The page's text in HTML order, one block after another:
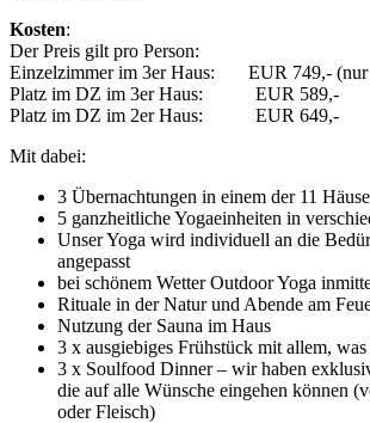
Kosten:
Der Preis gilt pro Person:
Einzelzimmer im 3er Haus: EUR 749,- (nur
Platz im DZ im 3er Haus: EUR 589,-
Platz im DZ im 2er Haus: EUR 649,-
Mit dabei:
3 Übernachtungen in einem der 11
5 ganzheitliche Yogaeinheiten in
Unser Yoga wird individuell an die
angepasst
bei schönem Wetter Outdoor Yoga
Rituale in der Natur und Abende am
Nutzung der Sauna im Haus
3 x ausgiebiges Frühstück mit allem,
3 x Soulfood Dinner – wir haben
die auf alle Wünsche eingehen können
oder Fleisch)